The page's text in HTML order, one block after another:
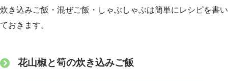
炊き込みご飯・混ぜご飯・しゃぶしゃぶは簡単にレシピを書い
ておきます。
花山椒と筍の炊き込みご飯